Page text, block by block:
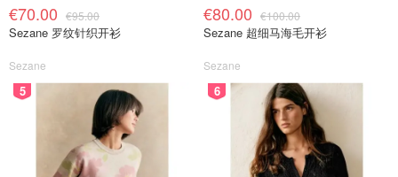
€70.00 €95.00
Sezane 罗纹针织开衫
Sezane
€80.00 €100.00
Sezane 超细马海毛开衫
Sezane
5 6